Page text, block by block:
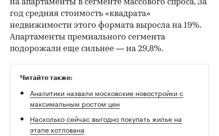
на апартаменты в сегменте массового спроса. За
год средняя стоимость «квадрата»
недвижимости этого формата выросла на 19%.
Апартаменты премиального сегмента
подорожали еще сильнее — на 29,8%.
Читайте также:
Аналитики назвали московские новостройки с
максимальным ростом цен
Насколько сейчас выгодно покупать жилье на
этапе котлована